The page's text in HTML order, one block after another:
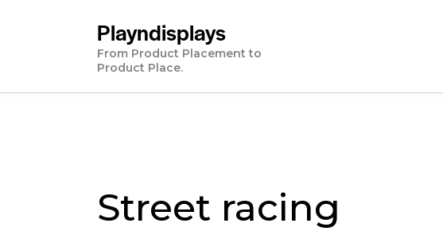
Playndisplays
From Product Placement to
Product Place.
Street racing